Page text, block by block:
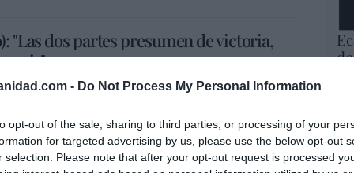
- Do Not Process My Personal Information
opt-out of the sale, sharing to third parties, or processing of your
for targeted advertising by us, please use the below opt-out
selection. Please note that after your opt-out request is processed
"Las dos partes presumen de victoria,
"Buques del mundo, arranquen sus motores!",
el petróleo!", ha exclamado el presidente de
Irán ya está en marcha. El precio del petróleo se
lo celebran. Sin embargo, hasta el viernes no está
Lo cierto es que de materializarse por fin su
antes de que empezara la guerra.